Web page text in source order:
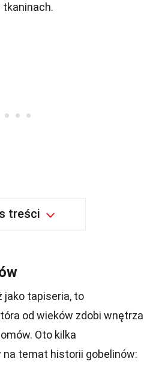
treści
jako tapiseria, to
od wieków zdobi wnętrza
Oto kilka
temat historii gobelinów: